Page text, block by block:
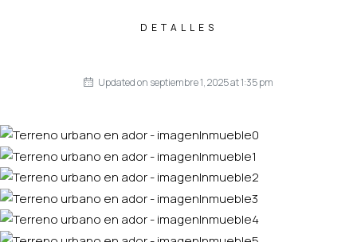
DETALLES
Updated on septiembre 1, 2025 at 1:35 pm